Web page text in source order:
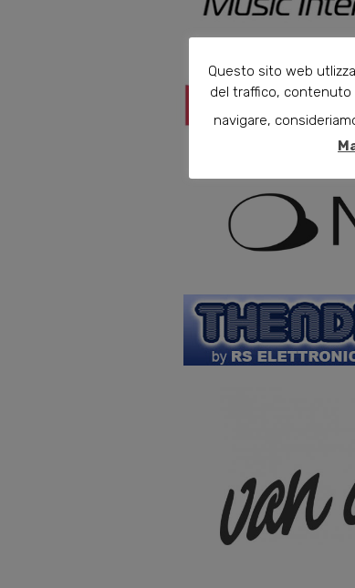
Questo sito web
del traffico, contenuto
navigare,